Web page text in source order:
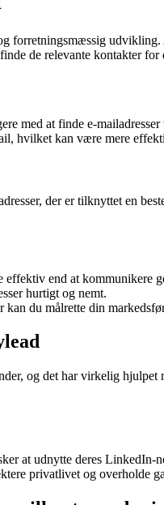
forretningsmæssig
de relevante kontakter for
med at finde e-
hvilket kan være mere
der er tilknyttet en
end at kommunikere
hurtigt og nemt.
kan du målrette din
og det har virkelig
at udnytte deres
privatlivet og overholde